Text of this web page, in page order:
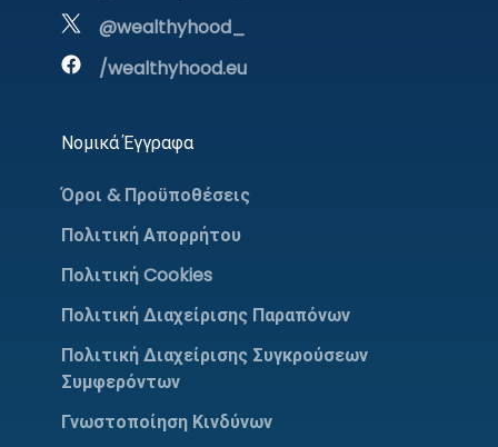
@wealthyhood_
/wealthyhood.eu
Νομικά Έγγραφα
Όροι & Προϋποθέσεις
Πολιτική Απορρήτου
Πολιτική Cookies
Πολιτική Διαχείρισης Παραπόνων
Πολιτική Διαχείρισης Συγκρούσεων
Συμφερόντων
Γνωστοποίηση Κινδύνων